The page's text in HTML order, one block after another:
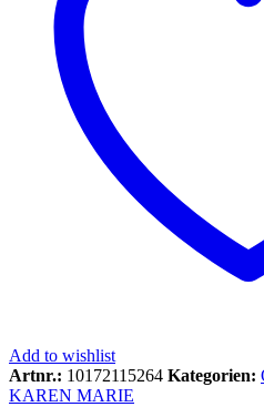
Add to wishlist
Artnr.: 10172115264 Kategorien:
KAREN MARIE